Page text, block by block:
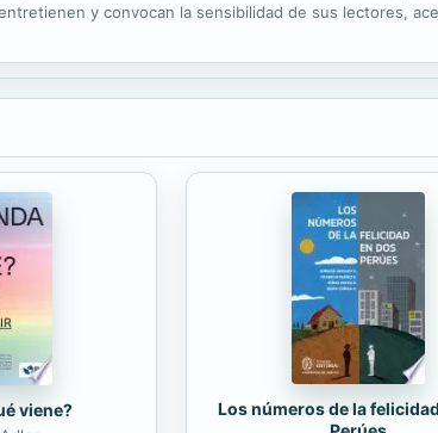
y convocan la sensibilidad de sus lectores,
viene?
Los números de la